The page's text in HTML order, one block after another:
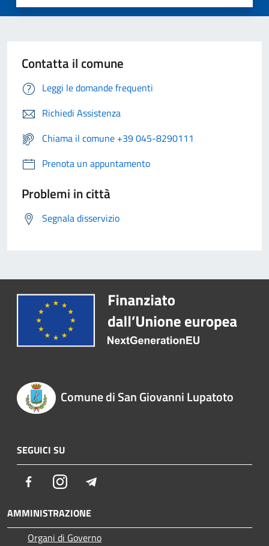
Contatta il comune
Leggi le domande frequenti
Richiedi Assistenza
Chiama il comune +39 045-8290111
Prenota un appuntamento
Problemi in città
Segnala disservizio
Comune di San Giovanni Lupatoto
SEGUICI SU
FacebookInstagram
AMMINISTRAZIONE
Organi di Governo